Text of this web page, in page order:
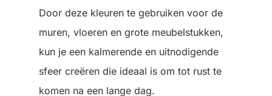
Door deze kleuren te gebruiken voor de
muren, vloeren en grote meubelstukken,
kun je een kalmerende en uitnodigende
sfeer creëren die ideaal is om tot rust te
komen na een lange dag.